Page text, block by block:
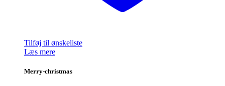
Tilføj til ønskeliste
Læs mere
Merry-christmas